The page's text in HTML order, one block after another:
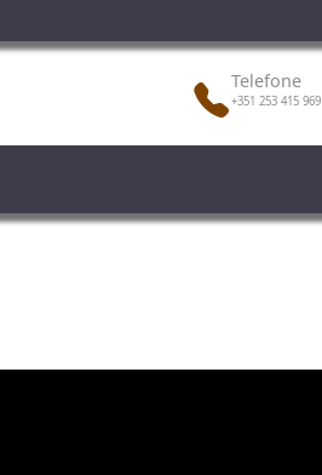
Telefone
+351 253 415 969